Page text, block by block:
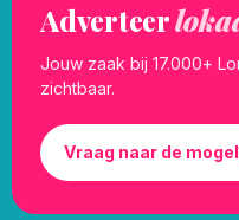
Adverteer
Jouw zaak bij 17.000+
zichtbaar.
Vraag naar de